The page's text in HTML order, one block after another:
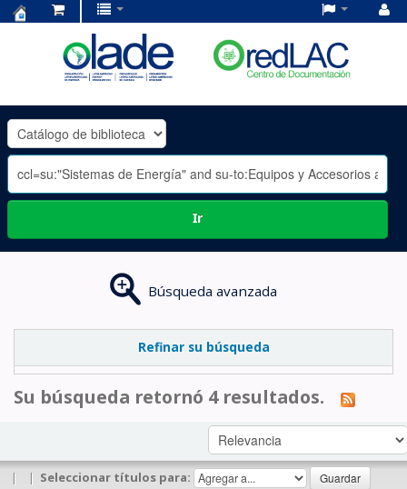
OLADE
-
Ir
Búsqueda avanzada
Refinar su búsqueda
Su búsqueda retornó 4 resultados.
| | Seleccionar títulos para: